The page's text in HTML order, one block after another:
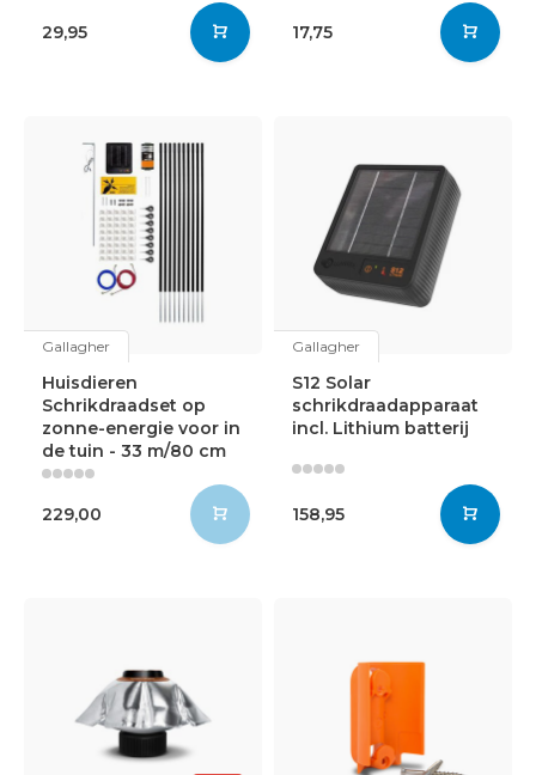
29,95 17,75
Gallagher
Huisdieren
Schrikdraadset op
zonne-energie voor in
de tuin - 33 m/80 cm
229,00
Gallagher
S12 Solar
schrikdraadapparaat
incl. Lithium batterij
158,95